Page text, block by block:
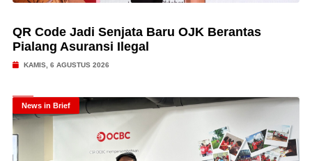
QR Code Jadi Senjata Baru OJK Berantas
Pialang Asuransi Ilegal
KAMIS, 6 AGUSTUS 2026
News in Brief